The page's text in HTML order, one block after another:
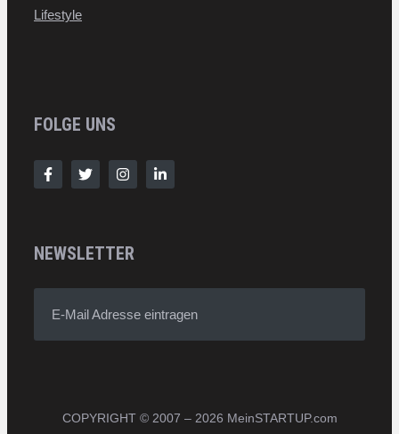
Lifestyle
FOLGE UNS
NEWSLETTER
E-Mail Adresse eintragen
COPYRIGHT © 2007 – 2026 MeinSTARTUP.com